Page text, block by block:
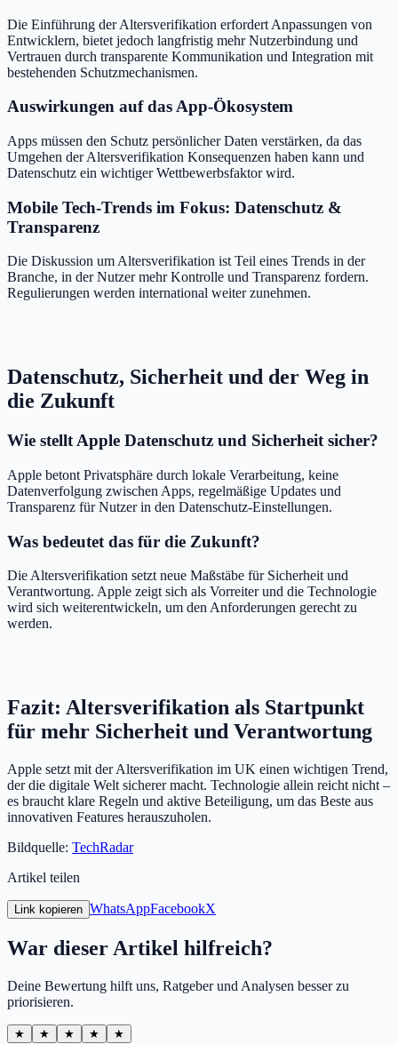
Die Einführung der Altersverifikation erfordert Anpassungen von
Entwicklern, bietet jedoch langfristig mehr Nutzerbindung und
Vertrauen durch transparente Kommunikation und Integration mit
bestehenden Schutzmechanismen.
Auswirkungen auf das App-Ökosystem
Apps müssen den Schutz persönlicher Daten verstärken, da das
Umgehen der Altersverifikation Konsequenzen haben kann und
Datenschutz ein wichtiger Wettbewerbsfaktor wird.
Mobile Tech-Trends im Fokus: Datenschutz &
Transparenz
Die Diskussion um Altersverifikation ist Teil eines Trends in der
Branche, in der Nutzer mehr Kontrolle und Transparenz fordern.
Regulierungen werden international weiter zunehmen.
Datenschutz, Sicherheit und der Weg in
die Zukunft
Wie stellt Apple Datenschutz und Sicherheit sicher?
Apple betont Privatsphäre durch lokale Verarbeitung, keine
Datenverfolgung zwischen Apps, regelmäßige Updates und
Transparenz für Nutzer in den Datenschutz-Einstellungen.
Was bedeutet das für die Zukunft?
Die Altersverifikation setzt neue Maßstäbe für Sicherheit und
Verantwortung. Apple zeigt sich als Vorreiter und die Technologie
wird sich weiterentwickeln, um den Anforderungen gerecht zu
werden.
Fazit: Altersverifikation als Startpunkt
für mehr Sicherheit und Verantwortung
Apple setzt mit der Altersverifikation im UK einen wichtigen Trend,
der die digitale Welt sicherer macht. Technologie allein reicht nicht –
es braucht klare Regeln und aktive Beteiligung, um das Beste aus
innovativen Features herauszuholen.
Bildquelle: TechRadar
Artikel teilen
Link kopieren WhatsAppFacebookX
War dieser Artikel hilfreich?
Deine Bewertung hilft uns, Ratgeber und Analysen besser zu
priorisieren.
★ ★ ★ ★ ★